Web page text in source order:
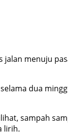
jalan menuju
dua
sampah
lirih.